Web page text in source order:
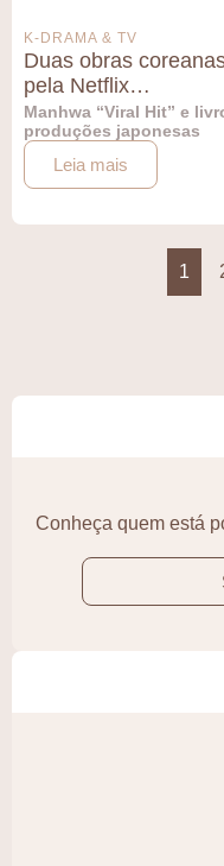
K-DRAMA & TV
Duas obras
pela Netflix…
Manhwa “Viral Hit” e
produções japonesas
Leia mais
1
Conheça quem está